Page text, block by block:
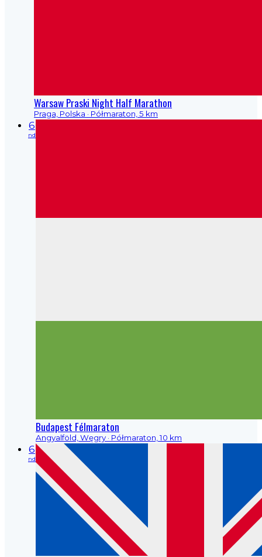
Warsaw Praski Night Half Marathon
Praga, Polska · Półmaraton, 5 km
6
nd
Budapest Félmaraton
Angyalföld, Węgry · Półmaraton, 10 km
6
nd